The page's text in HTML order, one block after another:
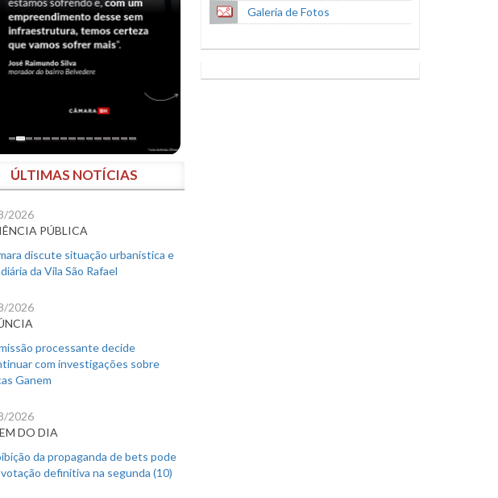
ÚLTIMAS NOTÍCIAS
2026
PÚBLICA
discute situação urbanística e
da Vila São Rafael
2026
processante decide
com investigações sobre
Ganem
2026
DO DIA
da propaganda de bets pode
definitiva na segunda (10)
Galeria de Fotos